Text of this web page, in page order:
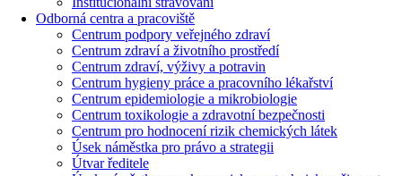
Odborná centra a pracoviště
Centrum podpory veřejného zdraví
Centrum zdraví a životního prostředí
Centrum zdraví, výživy a potravin
Centrum hygieny práce a pracovního lékařství
Centrum epidemiologie a mikrobiologie
Centrum toxikologie a zdravotní bezpečnosti
Centrum pro hodnocení rizik chemických látek
Úsek náměstka pro právo a strategii
Útvar ředitele